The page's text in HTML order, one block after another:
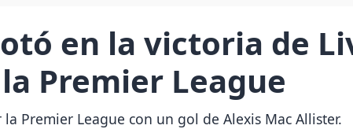
en la victoria de
Premier League
Premier League con un gol de Alexis Mac Allister.